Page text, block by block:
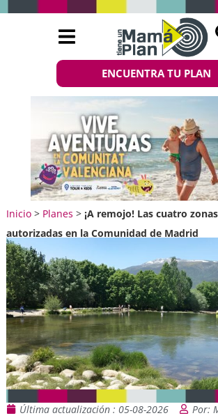
ENCUENTRA TU PLAN
Inicio> Planes > ¡A remojo! Las cuatro
autorizadas en la Comunidad de Madrid
Última actualización : 05-08-2026 Por: